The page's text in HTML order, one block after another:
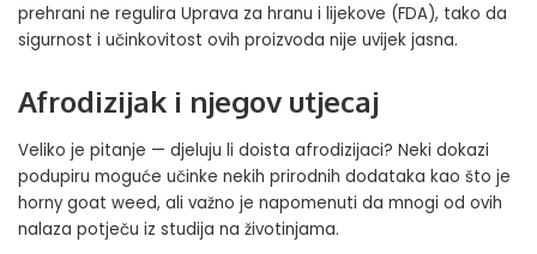
prehrani ne regulira Uprava za hranu i lijekove (FDA), tako da
sigurnost i učinkovitost ovih proizvoda nije uvijek jasna.
Afrodizijak i njegov utjecaj
Veliko je pitanje — djeluju li doista afrodizijaci? Neki dokazi
podupiru moguće učinke nekih prirodnih dodataka kao što je
horny goat weed, ali važno je napomenuti da mnogi od ovih
nalaza potječu iz studija na životinjama.